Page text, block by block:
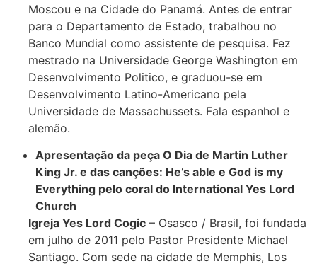
Moscou e na Cidade do Panamá. Antes de entrar
para o Departamento de Estado, trabalhou no
Banco Mundial como assistente de pesquisa. Fez
mestrado na Universidade George Washington em
Desenvolvimento Politico, e graduou-se em
Desenvolvimento Latino-Americano pela
Universidade de Massachussets. Fala espanhol e
alemão.
Apresentação da peça O Dia de Martin Luther
King Jr. e das canções: He’s able e God is my
Everything pelo coral do International Yes Lord
Church
Igreja Yes Lord Cogic – Osasco / Brasil, foi fundada
em julho de 2011 pelo Pastor Presidente Michael
Santiago. Com sede na cidade de Memphis, Los